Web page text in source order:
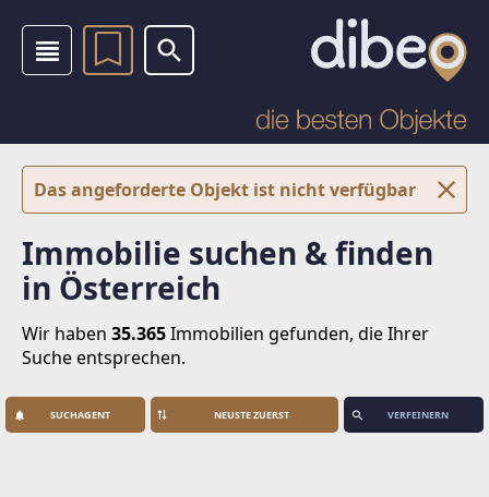
Das angeforderte Objekt ist nicht verfügbar
Immobilie suchen & finden
in Österreich
Wir haben 35.365Immobilien gefunden, die Ihrer
Suche entsprechen.
SUCHAGENT VERFEINERN